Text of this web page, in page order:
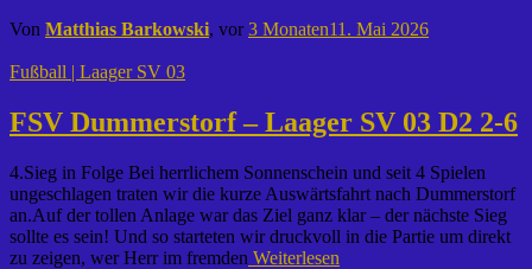
Von Matthias Barkowski, vor3 Monaten11. Mai 2026
Fußball | Laager SV 03
FSV Dummerstorf – Laager SV 03 D2 2-6
4.Sieg in Folge Bei herrlichem Sonnenschein und seit 4 Spielen
ungeschlagen traten wir die kurze Auswärtsfahrt nach Dummerstorf
an.Auf der tollen Anlage war das Ziel ganz klar – der nächste Sieg
sollte es sein! Und so starteten wir druckvoll in die Partie um direkt
zu zeigen, wer Herr im fremden Weiterlesen